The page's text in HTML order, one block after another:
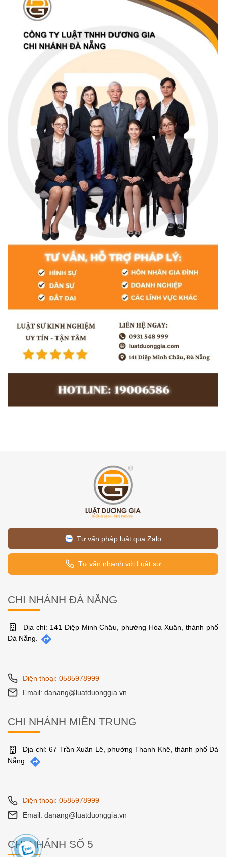
Tư vấn pháp luật qua Zalo
Tư vấn nhanh với Luật sư
CHI NHÁNH ĐÀ NẴNG
Địa chỉ: 141 Diệp Minh Châu, phường Hòa Xuân, thành phố
Đà Nẵng.
Điện thoại: 0585978999
Email: danang@luatduonggia.vn
CHI NHÁNH MIỀN TRUNG
Địa chỉ: 67 Trần Xuân Lê, phường Thanh Khê, thành phố Đà
Nẵng.
Điện thoại: 0585978999
Email: danang@luatduonggia.vn
CHI NHÁNH SỐ 5